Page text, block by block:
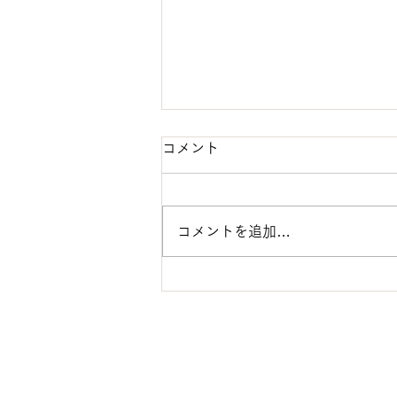
年末年始休業のお知らせ
（土）から2026年1月4日（日）
までお休みを頂きます。 2026年
ール・LINEでご連絡下さいます
コメント
コメントを追加…